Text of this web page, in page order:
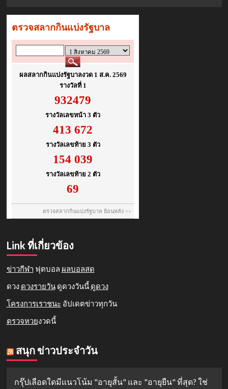
Link ที่เกี่ยวข้อง
ข่าวกีฬา ฟุตบอล ผลบอลสด
ดวง ดวงรายวันดูดวงวันนี้ ดูดวง
โครงการเราชนะ อัปเดตข่าวทุกวัน
ตรวจหวยงวดนี้
สนุก ข่าวประจำวัน
กรุ๊ปเลือดใดมีแนวโน้ม "อายุสั้น" และ "อายุยืน" ที่สุด? ใช่